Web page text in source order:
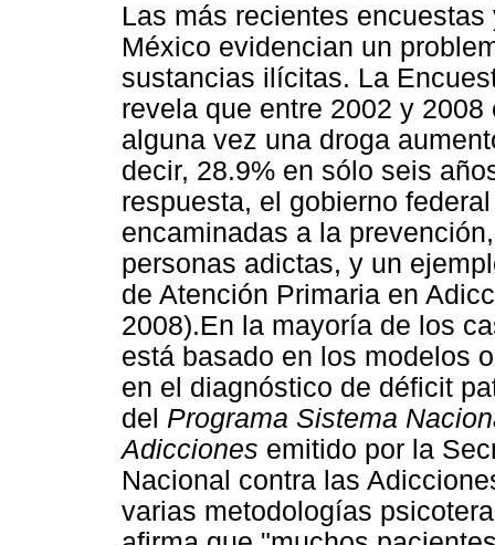
Las más recientes
México evidencian un
sustancias ilícitas. La
revela que entre 2002 y
alguna vez una droga
decir, 28.9% en sólo seis
respuesta, el gobierno
encaminadas a la
personas adictas, y un
de Atención Primaria en
2008).En la mayoría de los
está basado en los modelos
en el diagnóstico de déficit
del Programa Sistema
Adicciones emitido por la
Nacional contra las
varias metodologías